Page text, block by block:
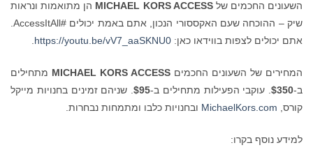
השעונים החכמים שלMICHAEL KORS ACCESS הן מתואמות ונראות
שיק – ההוכחה שעם האקססורי הנכון, אתם באמת יכולים #AccessItAll.
אתם יכולים לצפות בווידאו כאן: https://youtu.be/vV7_aaSKNU0
.
המחירים של השעונים החכמים MICHAEL KORS ACCESS מתחילים
ב-$350 . עוקבי הפעילות מתחילים ב-$95 . שניהם זמינים בחנויות מייקל
קורס, MichaelKors.com ובחנויות כלבו ומתמחות נבחרות.
למידע נוסף בקרו: